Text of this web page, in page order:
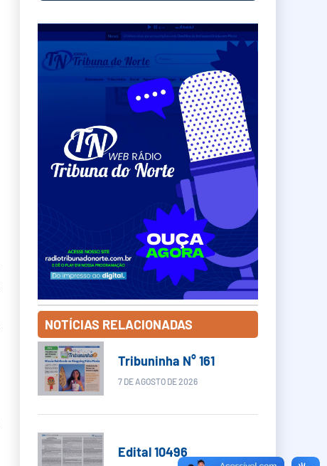
NOTÍCIAS RELACIONADAS
Tribuninha N° 161
7 DE AGOSTO DE 2026
Edital 10496